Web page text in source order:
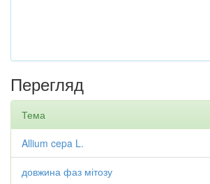
Перегляд
Тема
Allium cepa L.
довжина фаз мітозу